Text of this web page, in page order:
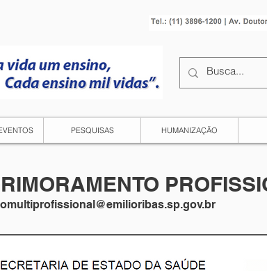
PESQUISAS HUMANIZAÇÃO